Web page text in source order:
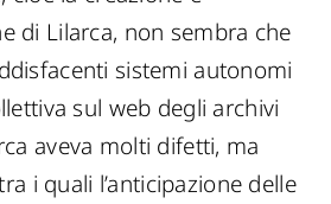
di Lilarca, non sembra che
sistemi autonomi
sul web degli archivi
aveva molti difetti, ma
i quali l’anticipazione delle